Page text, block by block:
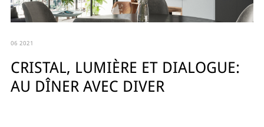
06 2021
CRISTAL, LUMIÈRE ET DIALOGUE:
AU DÎNER AVEC DIVER